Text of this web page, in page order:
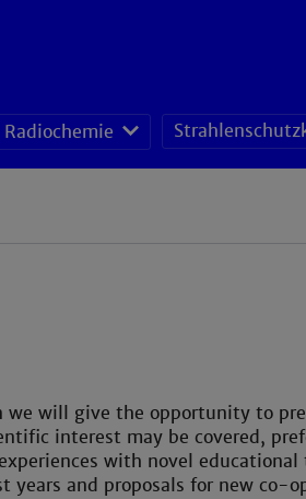
Radiochemie
will give the opportunity to
interest may be covered,
with novel
years and proposals for new co-